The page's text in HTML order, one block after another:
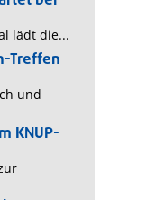
lädt die...
Treffen
und
KNUP-